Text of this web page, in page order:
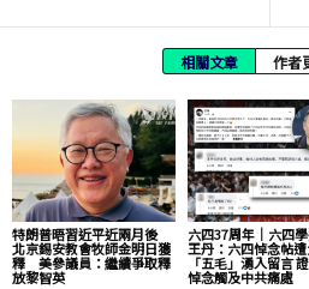
相關文章 作者
特朗普晤習近平近兩月後
北京錫安教會牧師金明日獲
釋 美參議員：繼續爭取釋
放黎智英
六四37周年｜六四
王丹：六四悼念帖
「五毛」湧入留言
悼念觸及中共痛處